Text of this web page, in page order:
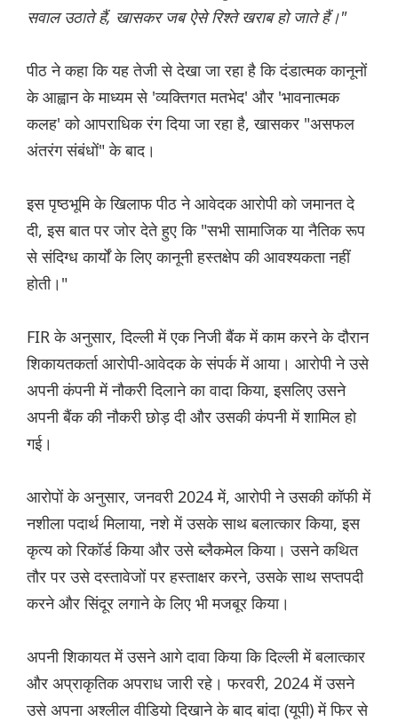
सवाल उठाते हैं, खासकर जब ऐसे रिश्ते खराब हो जाते हैं।"
पीठ ने कहा कि यह तेजी से देखा जा रहा है कि दंडात्मक कानूनों
के आह्वान के माध्यम से 'व्यक्तिगत मतभेद' और 'भावनात्मक
कलह' को आपराधिक रंग दिया जा रहा है, खासकर "असफल
अंतरंग संबंधों" के बाद।
इस पृष्ठभूमि के खिलाफ पीठ ने आवेदक आरोपी को जमानत दे
दी, इस बात पर जोर देते हुए कि "सभी सामाजिक या नैतिक रूप
से संदिग्ध कार्यों के लिए कानूनी हस्तक्षेप की आवश्यकता नहीं
होती।"
FIR के अनुसार, दिल्ली में एक निजी बैंक में काम करने के दौरान
शिकायतकर्ता आरोपी-आवेदक के संपर्क में आया। आरोपी ने उसे
अपनी कंपनी में नौकरी दिलाने का वादा किया, इसलिए उसने
अपनी बैंक की नौकरी छोड़ दी और उसकी कंपनी में शामिल हो
गई।
आरोपों के अनुसार, जनवरी 2024 में, आरोपी ने उसकी कॉफी में
नशीला पदार्थ मिलाया, नशे में उसके साथ बलात्कार किया, इस
कृत्य को रिकॉर्ड किया और उसे ब्लैकमेल किया। उसने कथित
तौर पर उसे दस्तावेजों पर हस्ताक्षर करने, उसके साथ सप्तपदी
करने और सिंदूर लगाने के लिए भी मजबूर किया।
अपनी शिकायत में उसने आगे दावा किया कि दिल्ली में बलात्कार
और अप्राकृतिक अपराध जारी रहे। फरवरी, 2024 में उसने
उसे अपना अश्लील वीडियो दिखाने के बाद बांदा (यूपी) में फिर से